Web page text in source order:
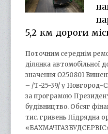
5,2 км дороги
Поточним середнім
ділянка автомобільної
значення О250801
– /Т-25-39/ у Новгород-
за програмою
будівництво. Обсяг
тис. гривень Підрядна